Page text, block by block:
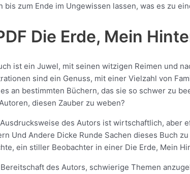
bis zum Ende im Ungewissen lassen, was es zu
Die Erde, Mein
ist ein Juwel, mit seinen witzigen Reimen und
sind ein Genuss, mit einer Vielzahl von
an bestimmten Büchern, das sie so schwer zu
diesen Zauber zu weben?
des Autors ist wirtschaftlich, aber
Und Andere Dicke Runde Sachen dieses Buch
ein stiller Beobachter in einer Die Erde, Mein
des Autors, schwierige Themen